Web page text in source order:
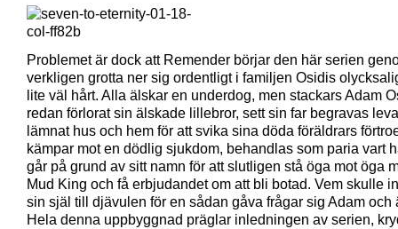
Problemet är dock att Remender börjar den här serien
verkligen grotta ner sig ordentligt i familjen Osidis
lite väl hårt. Alla älskar en underdog, men stackars Adam
redan förlorat sin älskade lillebror, sett sin far begravas
lämnat hus och hem för att svika sina döda föräldrars
kämpar mot en dödlig sjukdom, behandlas som paria vart
går på grund av sitt namn för att slutligen stå öga mot öga
Mud King och få erbjudandet om att bli botad. Vem skulle
sin själ till djävulen för en sådan gåva frågar sig Adam och
Hela denna uppbyggnad präglar inledningen av serien,